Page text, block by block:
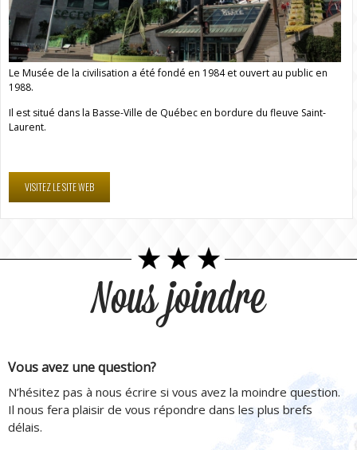
Le Musée de la civilisation a été fondé en 1984 et ouvert au public en
1988.
Il est situé dans la Basse-Ville de Québec en bordure du fleuve Saint-
Laurent.
VISITEZ LE SITE WEB
Nous joindre
Vous avez une question?
N’hésitez pas à nous écrire si vous avez la moindre question.
Il nous fera plaisir de vous répondre dans les plus brefs
délais.